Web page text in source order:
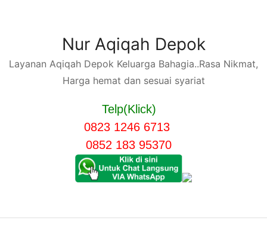
Nur Aqiqah Depok
Layanan Aqiqah Depok Keluarga Bahagia..Rasa Nikmat,
Harga hemat dan sesuai syariat
Telp(Klick)
0823 1246 6713
0852 183 95370